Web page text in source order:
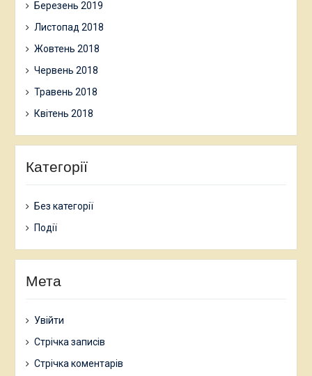
Березень 2019
Листопад 2018
Жовтень 2018
Червень 2018
Травень 2018
Квітень 2018
Категорії
Без категорії
Події
Мета
Увійти
Стрічка записів
Стрічка коментарів